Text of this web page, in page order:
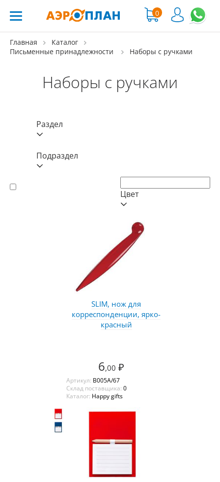
0
Главная
Каталог
Письменные принадлежности
Наборы с ручками
Наборы с ручками
Раздел
Подраздел
Цвет
SLIM, нож для
корреспонденции, ярко-
красный
6,00 ₽
Артикул: B005A/67
Склад поставщика: 0
Каталог: Happy gifts